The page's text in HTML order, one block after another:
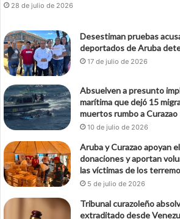
28 de julio de 2026
Desestiman pruebas
deportados de Aruba
17 de julio de 2026
Absuelven a presunto
marítima que dejó 15
muertos rumbo a Curazao
10 de julio de 2026
Aruba y Curazao apoyan
donaciones y aportan
las víctimas de los
5 de julio de 2026
Tribunal curazoleño
extraditado desde